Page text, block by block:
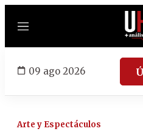
Menú
09 ago 2026
Arte y Espectáculos